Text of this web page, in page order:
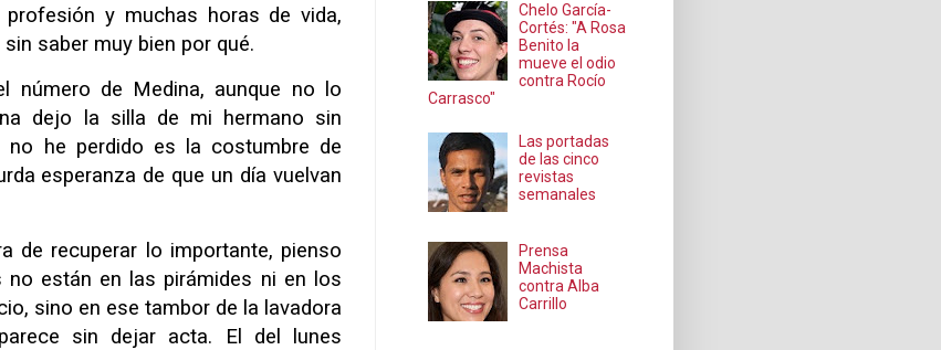
y muchas horas de vida,
saber muy bien por qué.
número de Medina, aunque no lo
dejo la silla de mi hermano sin
no he perdido es la costumbre de
esperanza de que un día vuelvan
de recuperar lo importante, pienso
no están en las pirámides ni en los
sino en ese tambor de la lavadora
sin dejar acta. El del lunes
Chelo García-
Cortés: "A Rosa
Benito la
mueve el odio
contra Rocío
Carrasco"
Las portadas
de las cinco
revistas
semanales
Prensa
Machista
contra Alba
Carrillo